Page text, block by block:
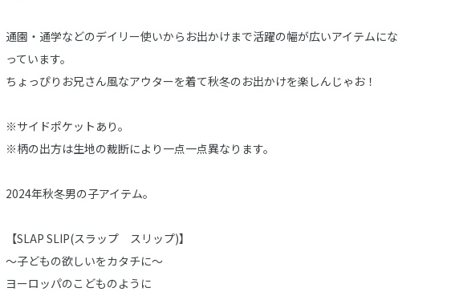
通園・通学などのデイリー使いからお出かけまで活躍の幅が広いアイテムにな
っています。
ちょっぴりお兄さん風なアウターを着て秋冬のお出かけを楽しんじゃお！
※サイドポケットあり。
※柄の出方は生地の裁断により一点一点異なります。
2024年秋冬男の子アイテム。
【SLAP SLIP(スラップ スリップ)】
～子どもの欲しいをカタチに～
ヨーロッパのこどものように